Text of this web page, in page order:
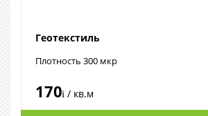
Геотекстиль
Плотность 300 мкр
170i / кв.м